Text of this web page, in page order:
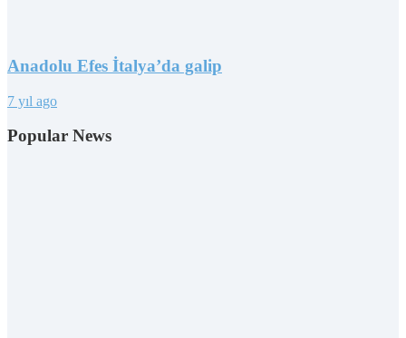
Anadolu Efes İtalya’da galip
7 yıl ago
Popular News